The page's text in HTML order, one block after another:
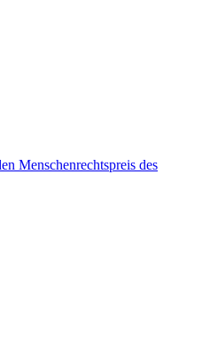
Menschenrechtspreis des